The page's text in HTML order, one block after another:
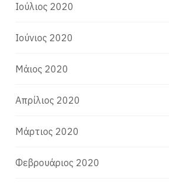
Ιούλιος 2020
Ιούνιος 2020
Μάιος 2020
Απρίλιος 2020
Μάρτιος 2020
Φεβρουάριος 2020